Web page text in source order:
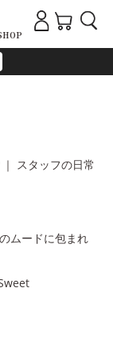
｜ スタッフの日常
ムードに包まれ